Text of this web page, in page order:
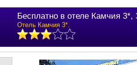
Бесплатно в отеле Камчия 3*,
Отель Камчия 3*.